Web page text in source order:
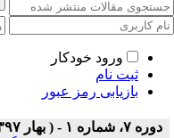
ورود خودکار
ثبت نام
بازیابی رمز عبور
دوره ۷، شماره ۱ - ( بهار ۱۳۹۷ )